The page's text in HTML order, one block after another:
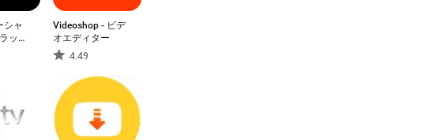
シャ
ット
Videoshop - ビデ
オエディター
4.49